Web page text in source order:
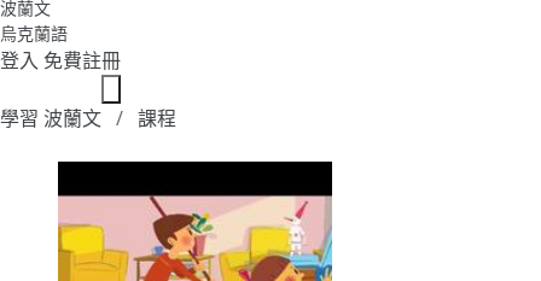
波蘭文
烏克蘭語
登入 免費註冊
學習 波蘭文 課程